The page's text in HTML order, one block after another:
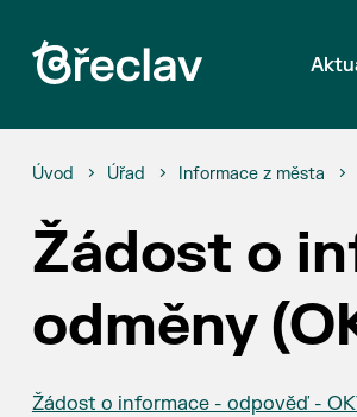
Úvod Úřad Informace z města
Žádost o
odměny
Žádost o informace - odpověď -